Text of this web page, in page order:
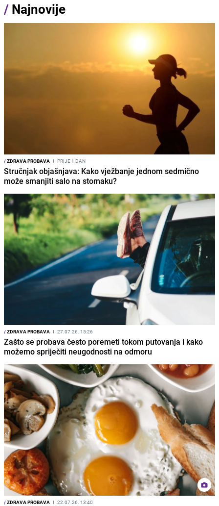
/ Najnovije
/ZDRAVA PROBAVA I PRIJE 1 DAN
Stručnjak objašnjava: Kako vježbanje jednom sedmično
može smanjiti salo na stomaku?
/ZDRAVA PROBAVA I 27.07.26. 15:26
Zašto se probava često poremeti tokom putovanja i kako
možemo spriječiti neugodnosti na odmoru
/ZDRAVA PROBAVA I 22.07.26. 13:40